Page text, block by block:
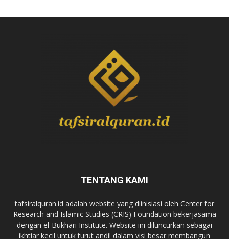
TENTANG KAMI
tafsiralquran.id adalah website yang diinisiasi oleh Center for
Research and Islamic Studies (CRIS) Foundation bekerjasama
dengan el-Bukhari Institute. Website ini diluncurkan sebagai
ikhtiar kecil untuk turut andil dalam visi besar membangun